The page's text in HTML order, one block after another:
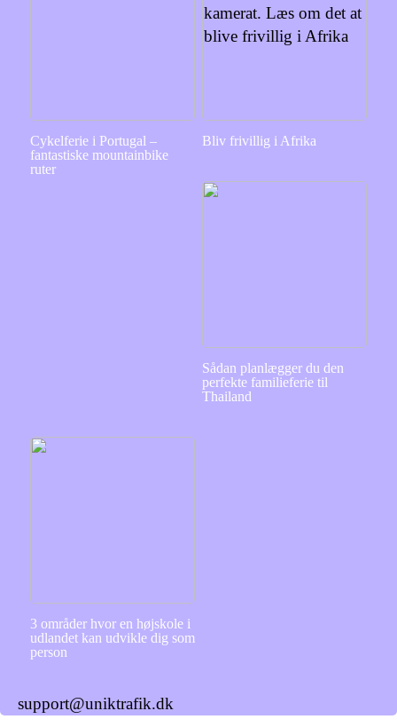
Cykelferie i Portugal –
fantastiske mountainbike
ruter
Bliv frivillig i Afrika
Sådan planlægger du den
perfekte familieferie til
Thailand
3 områder hvor en højskole i
udlandet kan udvikle dig som
person
support@uniktrafik.dk